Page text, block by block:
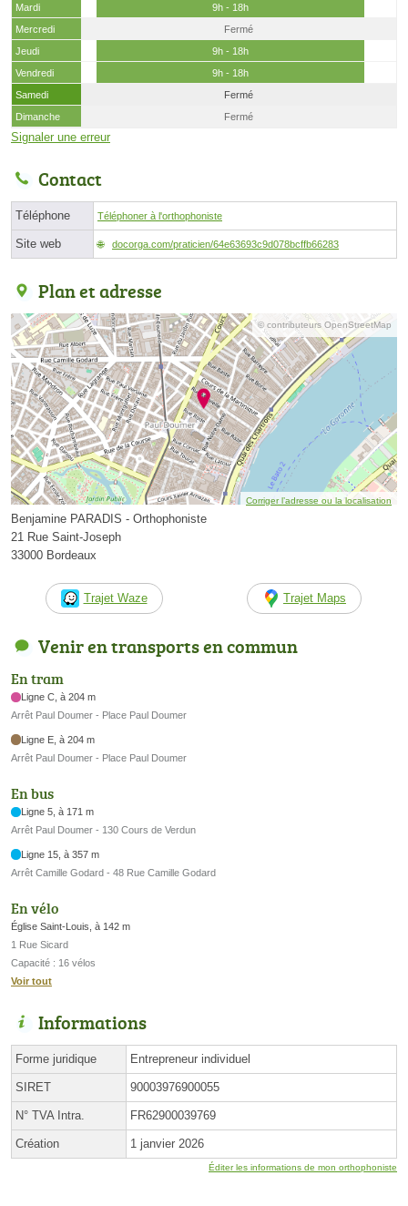
Mardi
9h - 18h
Mercredi
Fermé
Jeudi
9h - 18h
Vendredi
9h - 18h
Samedi
Fermé
Dimanche
Fermé
Signaler une erreur
Contact
Téléphone Téléphoner à l'orthophoniste
Site web docorga.com/praticien/64e63693c9d078bcffb66283
Plan et adresse
© contributeurs OpenStreetMap
Corriger l’adresse ou la localisation
Benjamine PARADIS - Orthophoniste
21 Rue Saint-Joseph
33000 Bordeaux
Trajet Waze Trajet Maps
Venir en transports en commun
En tram
Ligne C, à 204 m
Arrêt Paul Doumer - Place Paul Doumer
Ligne E, à 204 m
Arrêt Paul Doumer - Place Paul Doumer
En bus
Ligne 5, à 171 m
Arrêt Paul Doumer - 130 Cours de Verdun
Ligne 15, à 357 m
Arrêt Camille Godard - 48 Rue Camille Godard
En vélo
Église Saint-Louis, à 142 m
1 Rue Sicard
Capacité : 16 vélos
Voir tout
Informations
Forme juridique Entrepreneur individuel
SIRET 90003976900055
N° TVA Intra. FR62900039769
Création 1 janvier 2026
Éditer les informations de mon orthophoniste